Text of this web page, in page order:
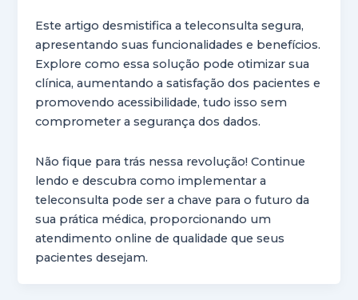
Este artigo desmistifica a teleconsulta segura,
apresentando suas funcionalidades e benefícios.
Explore como essa solução pode otimizar sua
clínica, aumentando a satisfação dos pacientes e
promovendo acessibilidade, tudo isso sem
comprometer a segurança dos dados.
Não fique para trás nessa revolução! Continue
lendo e descubra como implementar a
teleconsulta pode ser a chave para o futuro da
sua prática médica, proporcionando um
atendimento online de qualidade que seus
pacientes desejam.